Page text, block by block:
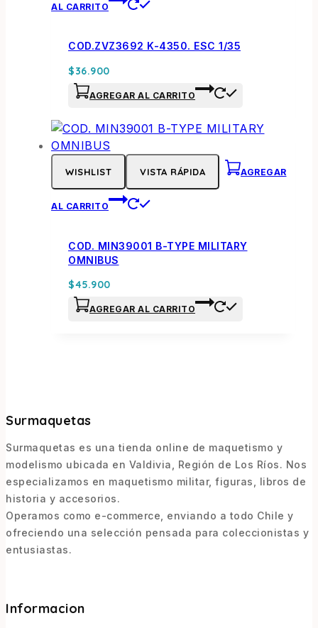
AL CARRITO
COD.ZVZ3692 K-4350. ESC 1/35
$36.900
AGREGAR AL CARRITO
WISHLIST VISTA RÁPIDA AGREGAR
AL CARRITO
COD. MIN39001 B-TYPE MILITARY
OMNIBUS
$45.900
AGREGAR AL CARRITO
Surmaquetas
Surmaquetas es una tienda online de maquetismo y
modelismo ubicada en Valdivia, Región de Los Ríos. Nos
especializamos en maquetismo militar, figuras, libros de
historia y accesorios.
Operamos como e-commerce, enviando a todo Chile y
ofreciendo una selección pensada para coleccionistas y
entusiastas.
Informacion